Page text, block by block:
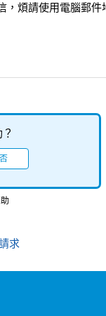
煩請使用電腦郵件
求